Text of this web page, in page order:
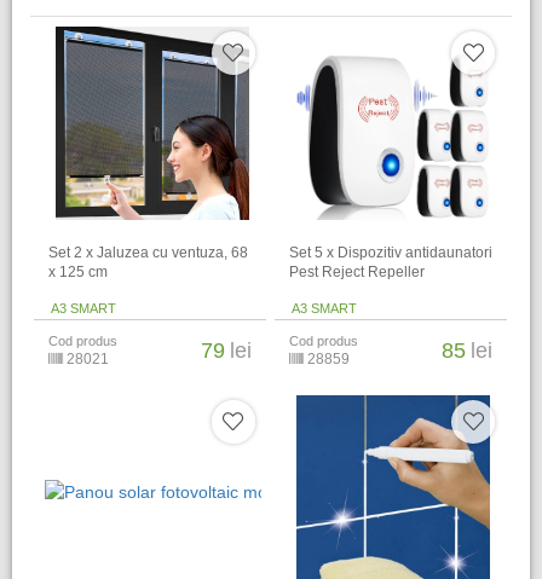
Set 2 x Jaluzea cu ventuza, 68
x 125 cm
A3 SMART
Cod produs
28021 79 lei
Set 5 x Dispozitiv antidaunatori
Pest Reject Repeller
A3 SMART
Cod produs
28859 85 lei